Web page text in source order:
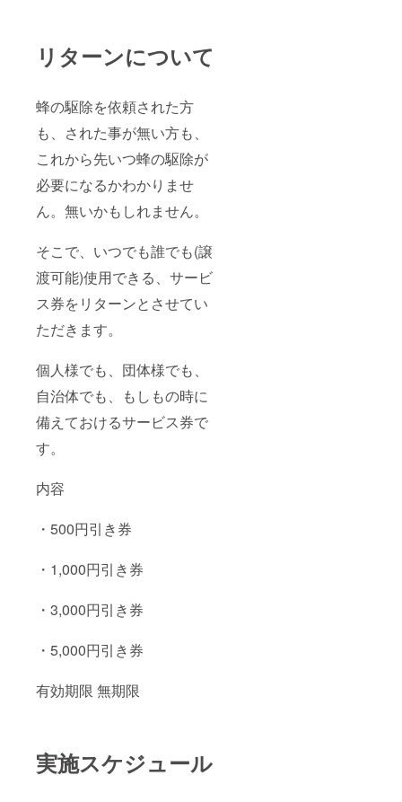
リターンについて
蜂の駆除を依頼された方
も、された事が無い方も、
これから先いつ蜂の駆除が
必要になるかわかりませ
ん。無いかもしれません。
そこで、いつでも誰でも(譲
渡可能)使用できる、サービ
ス券をリターンとさせてい
ただきます。
個人様でも、団体様でも、
自治体でも、もしもの時に
備えておけるサービス券で
す。
内容
・500円引き券
・1,000円引き券
・3,000円引き券
・5,000円引き券
有効期限 無期限
実施スケジュール